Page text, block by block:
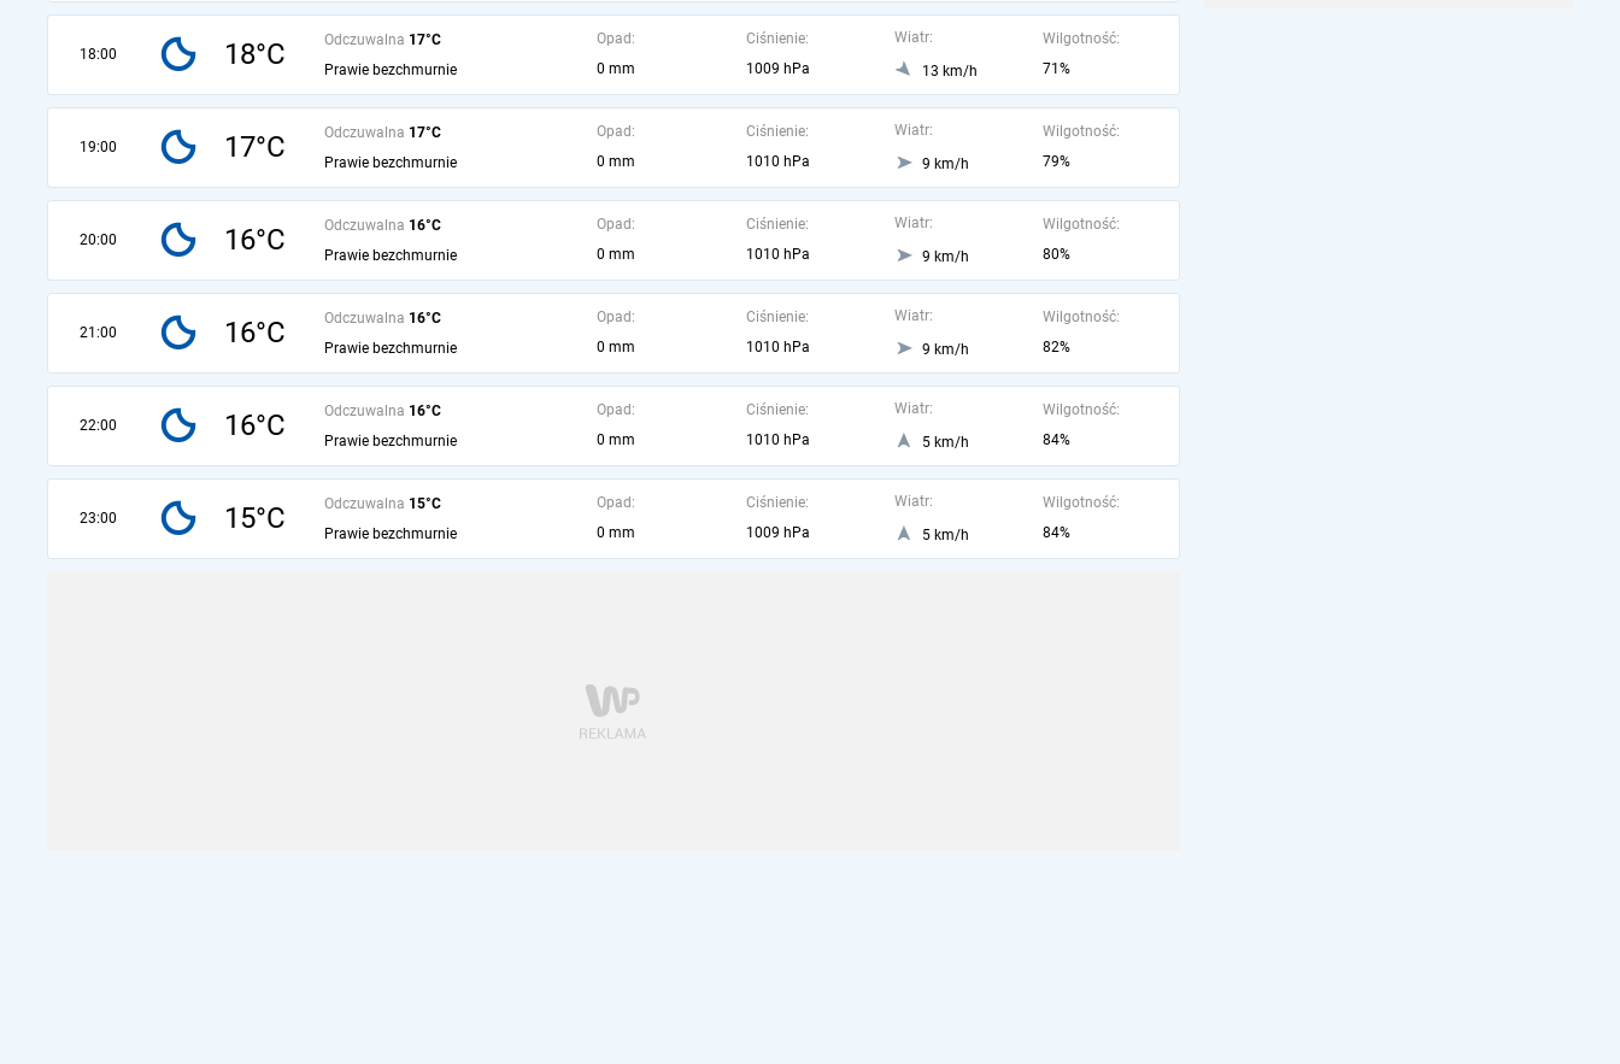
18:00 18°C Odczuwalna 17°C
Prawie bezchmurnie
Opad:
0 mm
Ciśnienie:
1009 hPa
Wiatr:
13 km/h
Wilgotność:
71%
19:00 17°C Odczuwalna 17°C
Prawie bezchmurnie
Opad:
0 mm
Ciśnienie:
1010 hPa
Wiatr:
9 km/h
Wilgotność:
79%
20:00 16°C Odczuwalna 16°C
Prawie bezchmurnie
Opad:
0 mm
Ciśnienie:
1010 hPa
Wiatr:
9 km/h
Wilgotność:
80%
21:00 16°C Odczuwalna 16°C
Prawie bezchmurnie
Opad:
0 mm
Ciśnienie:
1010 hPa
Wiatr:
9 km/h
Wilgotność:
82%
22:00 16°C Odczuwalna 16°C
Prawie bezchmurnie
Opad:
0 mm
Ciśnienie:
1010 hPa
Wiatr:
5 km/h
Wilgotność:
84%
23:00 15°C Odczuwalna 15°C
Prawie bezchmurnie
Opad:
0 mm
Ciśnienie:
1009 hPa
Wiatr:
5 km/h
Wilgotność:
84%